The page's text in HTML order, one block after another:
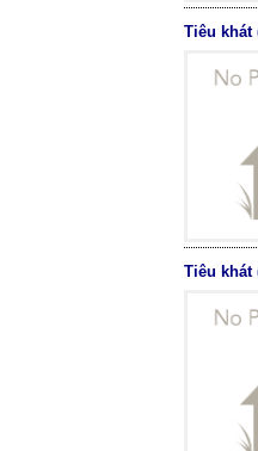
Tiêu khát
Tiêu khát